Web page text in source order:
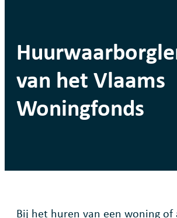
van het Vlaams
Woningfonds
Bij het huren van een woning